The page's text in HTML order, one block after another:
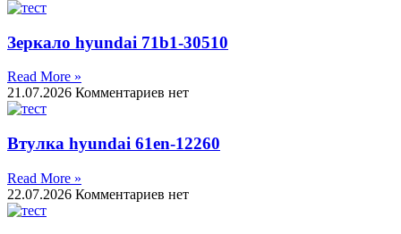
Зеркало hyundai 71b1-30510
Read More »
21.07.2026 Комментариев нет
Втулка hyundai 61en-12260
Read More »
22.07.2026 Комментариев нет